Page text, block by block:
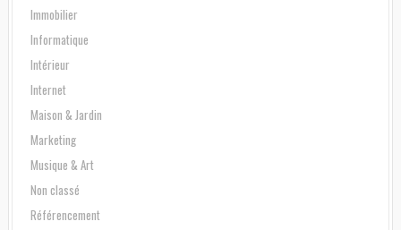
Immobilier
Informatique
Intérieur
Internet
Maison & Jardin
Marketing
Musique & Art
Non classé
Référencement